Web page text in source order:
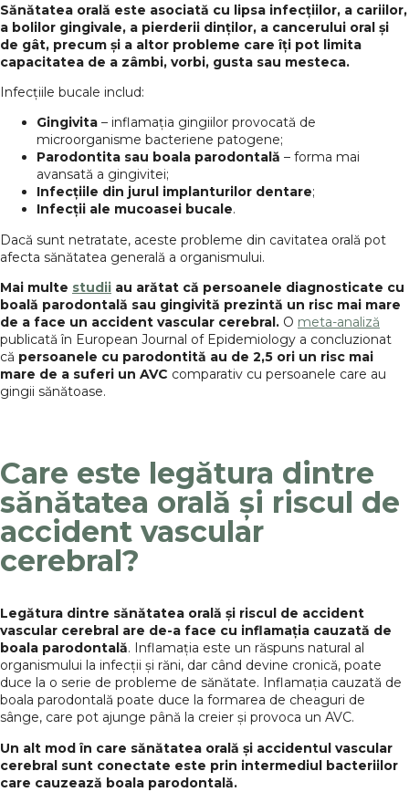
Sănătatea orală este asociată cu lipsa infecțiilor, a cariilor,
a bolilor gingivale, a pierderii dinților, a cancerului oral și
de gât, precum și a altor probleme care îți pot limita
capacitatea de a zâmbi, vorbi, gusta sau mesteca.
Infecțiile bucale includ:
Gingivita – inflamația gingiilor provocată de
microorganisme bacteriene patogene;
Parodontita sau boala parodontală – forma mai
avansată a gingivitei;
Infecțiile din jurul implanturilor dentare;
Infecții ale mucoasei bucale.
Dacă sunt netratate, aceste probleme din cavitatea orală pot
afecta sănătatea generală a organismului.
Mai multe studii au arătat că persoanele diagnosticate cu
boală parodontală sau gingivită prezintă un risc mai mare
de a face un accident vascular cerebral. O meta-analiză
publicată în European Journal of Epidemiology a concluzionat
că persoanele cu parodontită au de 2,5 ori un risc mai
mare de a suferi un AVC comparativ cu persoanele care au
gingii sănătoase.
Care este legătura dintre
sănătatea orală și riscul de
accident vascular
cerebral?
Legătura dintre sănătatea orală și riscul de accident
vascular cerebral are de-a face cu inflamația cauzată de
boala parodontală. Inflamația este un răspuns natural al
organismului la infecții și răni, dar când devine cronică, poate
duce la o serie de probleme de sănătate. Inflamația cauzată de
boala parodontală poate duce la formarea de cheaguri de
sânge, care pot ajunge până la creier și provoca un AVC.
Un alt mod în care sănătatea orală și accidentul vascular
cerebral sunt conectate este prin intermediul bacteriilor
care cauzează boala parodontală.